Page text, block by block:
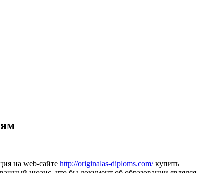
на web-сайте http://originalas-diploms.com/купить